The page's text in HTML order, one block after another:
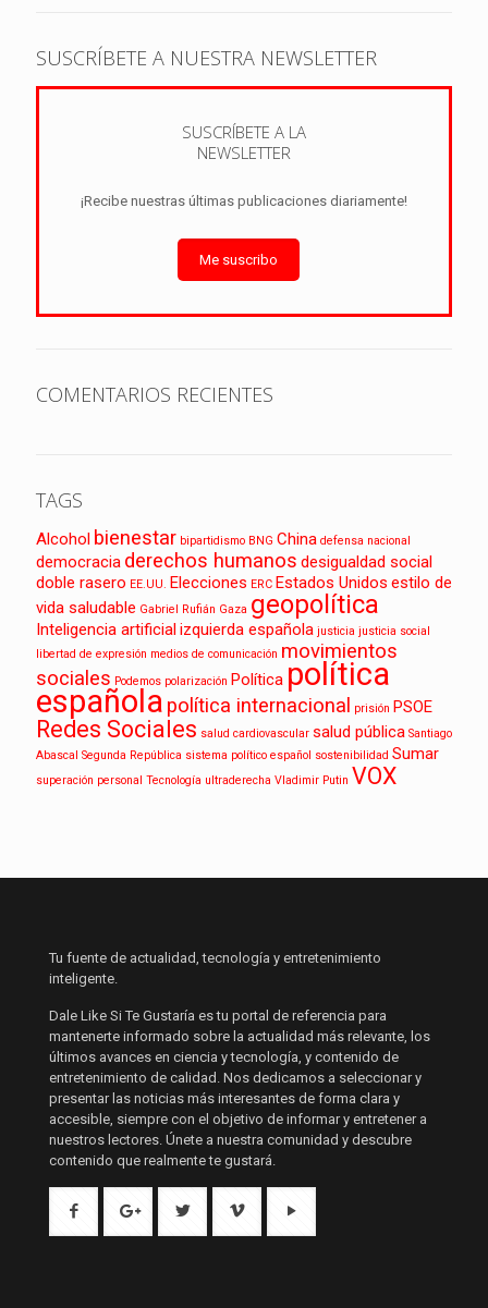
SUSCRÍBETE A NUESTRA NEWSLETTER
SUSCRÍBETE A LA
NEWSLETTER
¡Recibe nuestras últimas publicaciones diariamente!
Me suscribo
COMENTARIOS RECIENTES
TAGS
Alcohol bienestar bipartidismo BNG China defensa nacional
democracia derechos humanos desigualdad social
doble rasero EE.UU. Elecciones ERC Estados Unidos estilo de
vida saludable Gabriel Rufián Gaza geopolítica
Inteligencia artificializquierda española justicia justicia social
libertad de expresión medios de comunicación movimientos
sociales Podemos polarización Política política
española política internacional prisión PSOE
Redes Sociales salud cardiovascular salud pública Santiago
Abascal Segunda República sistema político español sostenibilidad Sumar
superación personal Tecnología ultraderecha Vladimir Putin VOX
Tu fuente de actualidad, tecnología y entretenimiento
inteligente.
Dale Like Si Te Gustaría es tu portal de referencia para
mantenerte informado sobre la actualidad más relevante, los
últimos avances en ciencia y tecnología, y contenido de
entretenimiento de calidad. Nos dedicamos a seleccionar y
presentar las noticias más interesantes de forma clara y
accesible, siempre con el objetivo de informar y entretener a
nuestros lectores. Únete a nuestra comunidad y descubre
contenido que realmente te gustará.